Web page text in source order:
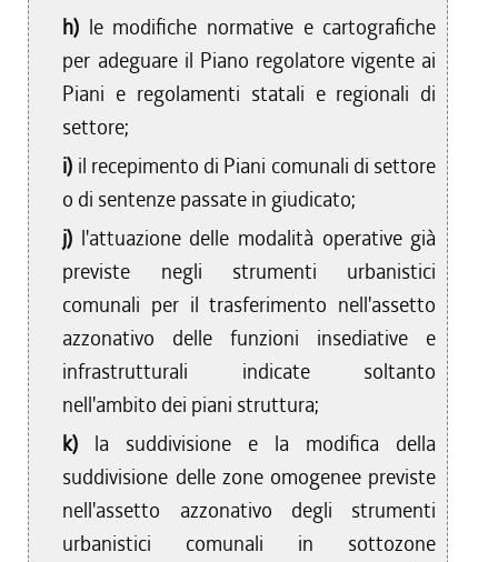
h) le modifiche normative e cartografiche
per adeguare il Piano regolatore vigente ai
Piani e regolamenti statali e regionali di
settore;
i) il recepimento di Piani comunali di settore
o di sentenze passate in giudicato;
j) l'attuazione delle modalità operative già
previste negli strumenti urbanistici
comunali per il trasferimento nell'assetto
azzonativo delle funzioni insediative e
infrastrutturali indicate soltanto
nell'ambito dei piani struttura;
k) la suddivisione e la modifica della
suddivisione delle zone omogenee previste
nell'assetto azzonativo degli strumenti
urbanistici comunali in sottozone